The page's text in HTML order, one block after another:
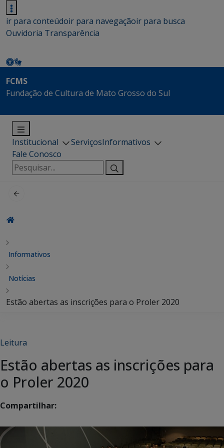
ir para conteúdoir para navegaçãoir para busca
Ouvidoria Transparência
FCMS
Fundação de Cultura de Mato Grosso do Sul
Institucional ServiçosInformativos
Fale Conosco
Pesquisar
por:
Informativos
Notícias
Estão abertas as inscrições para o Proler 2020
Leitura
Estão abertas as inscrições para
o Proler 2020
Compartilhar: